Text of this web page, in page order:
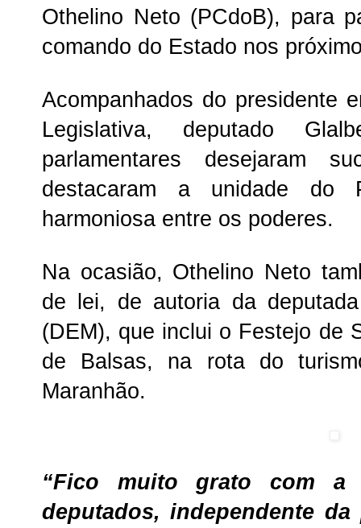
Othelino Neto (PCdoB), para
comando do Estado nos
Acompanhados do presidente
Legislativa, deputado
parlamentares desejaram
destacaram a unidade do
harmoniosa entre os poderes.
Na ocasião, Othelino Neto
de lei, de autoria da
(DEM), que inclui o Festejo de
de Balsas, na rota do
Maranhão.
“Fico muito grato com a
deputados, independente